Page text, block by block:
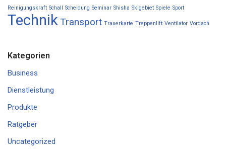
Reinigungskraft Schall Scheidung Seminar Shisha Skigebiet Spiele Sport
TechnikTransport Trauerkarte Treppenlift Ventilator Vordach
Kategorien
Business
Dienstleistung
Produkte
Ratgeber
Uncategorized